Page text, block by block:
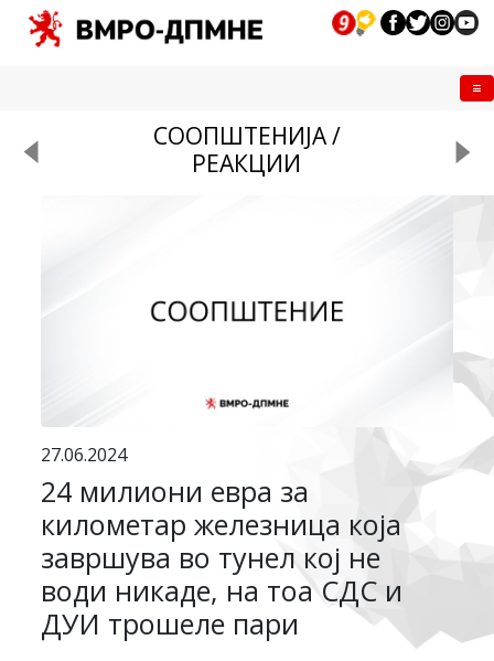
СООПШТЕНИЈА /
РЕАКЦИИ
27.06.2024
24 милиони евра за
километар железница која
завршува во тунел кој не
води никаде, на тоа СДС и
ДУИ трошеле пари